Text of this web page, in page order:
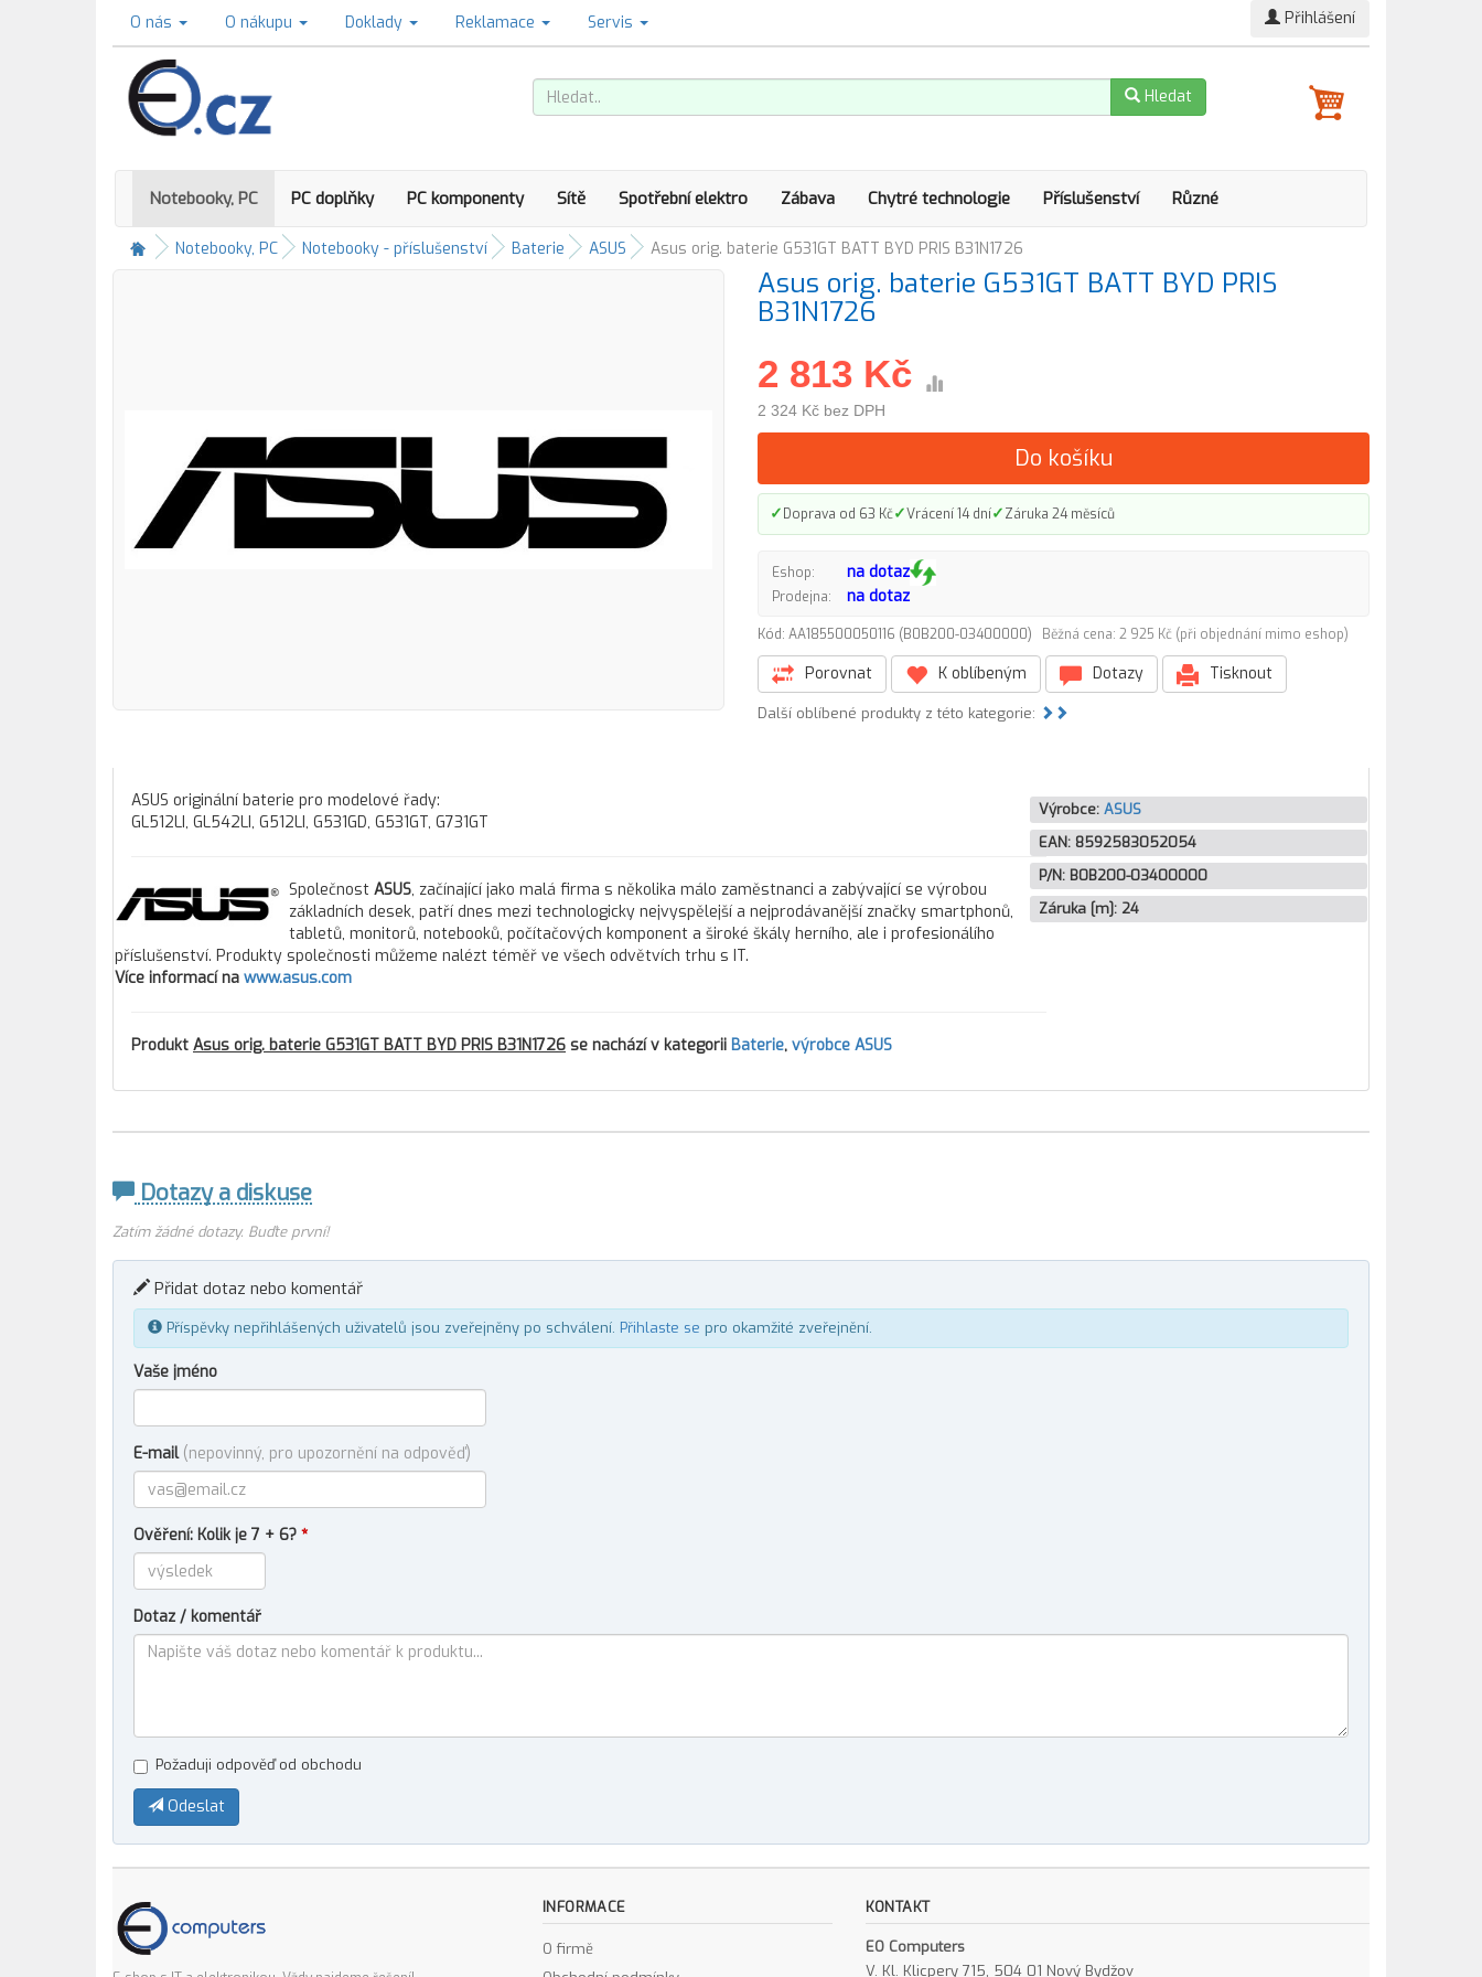
O nás O nákupu Doklady Reklamace Servis Přihlášení
Hledat
Notebooky, PC PC doplňky PC komponenty Sítě Spotřební elektro Zábava Chytré technologie Příslušenství Různé
Notebooky, PC Notebooky - příslušenství Baterie ASUS Asus orig. baterie G531GT BATT BYD PRIS B31N1726
Asus orig. baterie G531GT BATT BYD PRIS
B31N1726
2 813 Kč
2 324 Kč bez DPH
Do košíku
✓Doprava od 63 Kč✓Vrácení 14 dní✓Záruka 24 měsíců
Eshop: na dotaz
Prodejna: na dotaz
Kód: AA185500050116 (B0B200-03400000) Běžná cena: 2 925 Kč (při objednání mimo eshop)
Porovnat K oblíbeným Dotazy Tisknout
Další oblíbené produkty z této kategorie:
ASUS originální baterie pro modelové řady:
GL512LI, GL542LI, G512LI, G531GD, G531GT, G731GT
Společnost ASUS, začínající jako malá firma s několika málo zaměstnanci a zabývající se výrobou
základních desek, patří dnes mezi technologicky nejvyspělejší a nejprodávanější značky smartphonů,
tabletů, monitorů, notebooků, počítačových komponent a široké škály herního, ale i profesionálího
příslušenství. Produkty společnosti můžeme nalézt téměř ve všech odvětvích trhu s IT.
Více informací na www.asus.com
Produkt Asus orig. baterie G531GT BATT BYD PRIS B31N1726 se nachází v kategorii Baterie, výrobce ASUS
Výrobce: ASUS
EAN: 8592583052054
P/N: B0B200-03400000
Záruka [m]: 24
Dotazy a diskuse
Zatím žádné dotazy. Buďte první!
Přidat dotaz nebo komentář
Příspěvky nepřihlášených uživatelů jsou zveřejněny po schválení. Přihlaste se pro okamžité zveřejnění.
Vaše jméno
E-mail (nepovinný, pro upozornění na odpověď)
Ověření: Kolik je 7 + 6? *
Dotaz / komentář
Požaduji odpověď od obchodu
Odeslat
INFORMACE
O firmě
KONTAKT
EO Computers
V. Kl. Klicpery 715, 504 01 Nový Bydžov